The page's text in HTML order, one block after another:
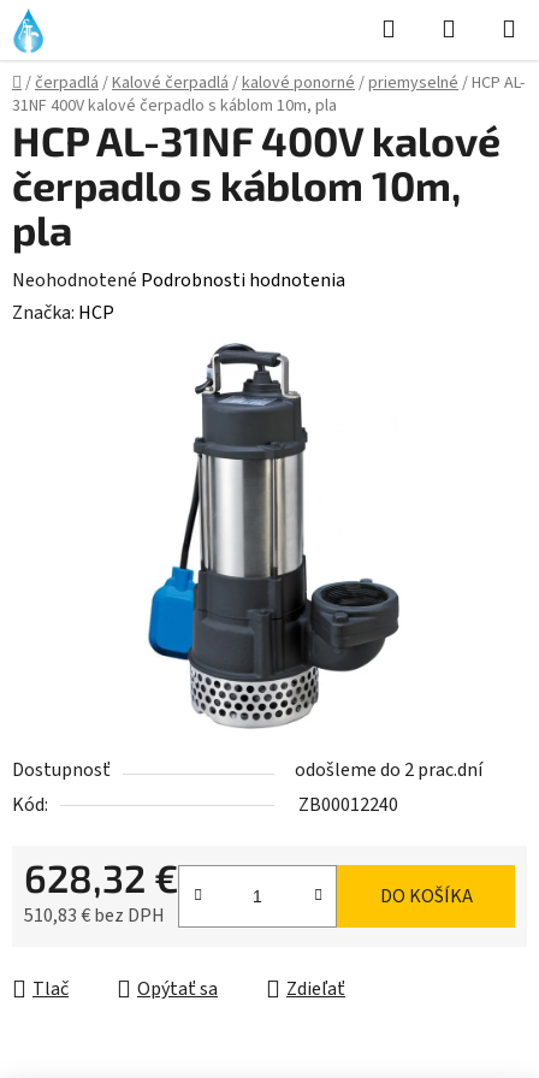
Prejsť
na
obsah
Hľadať
KOŠÍK
Domov
/čerpadlá/Kalové čerpadlá/kalové ponorné/priemyselné/HCP AL-
31NF 400V kalové čerpadlo s káblom 10m, pla
Dostupnosť
odošleme do 2 prac.dní
Kód:
ZB00012240
628,32 €
510,83 € bez DPH
DO KOŠÍKA
Tlač Opýtať sa Zdieľať
HCP AL-31NF 400V kalové
čerpadlo s káblom 10m,
pla
Priemerné
hodnotenie
Neohodnotené Podrobnosti hodnotenia
Značka: HCP